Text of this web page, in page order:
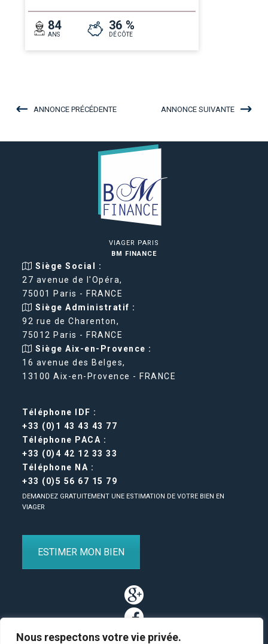
Nous respectons votre vie privée.
84
ANS
36 %
DÉCÔTE
ANNONCE PRÉCÉDENTE ANNONCE SUIVANTE
VIAGER PARIS
BM FINANCE
Siège Social :
27 avenue de l'Opéra,
75001 Paris - FRANCE
Siège Administratif :
92 rue de Charenton,
75012 Paris - FRANCE
Siège Aix-en-Provence :
16 avenue des Belges,
13100 Aix-en-Provence - FRANCE
Téléphone IDF :
+33 (0)1 43 43 43 77
Téléphone PACA :
+33 (0)4 42 12 33 33
Téléphone NA :
+33 (0)5 56 67 15 79
DEMANDEZ GRATUITEMENT UNE ESTIMATION DE VOTRE BIEN EN
VIAGER
ESTIMER MON BIEN